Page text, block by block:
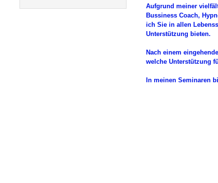
Aufgrund meiner
Bussiness Coach,
ich Sie in allen
Unterstützung bieten.
Nach einem
welche Unterstützung
In meinen Seminaren